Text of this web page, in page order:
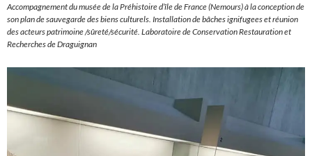
Accompagnement du musée de la Préhistoire d’île de France (Nemours) à la conception de
son plan de sauvegarde des biens culturels. Installation de bâches ignifugees et réunion
des acteurs patrimoine /sûreté/sécurité. Laboratoire de Conservation Restauration et
Recherches de Draguignan